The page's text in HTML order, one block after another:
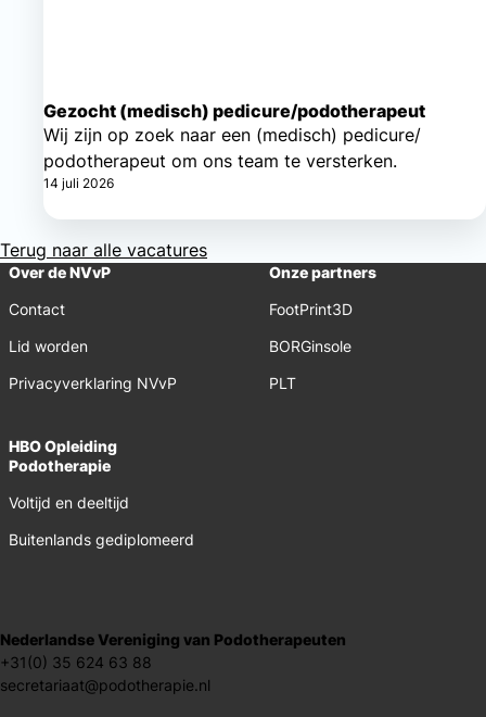
Gezocht (medisch) pedicure/podotherapeut
Wij zijn op zoek naar een (medisch) pedicure/
podotherapeut om ons team te versterken.
14 juli 2026
Terug naar alle vacatures
Over de NVvP
Contact
Lid worden
Privacyverklaring NVvP
Onze partners
FootPrint3D
BORGinsole
PLT
HBO Opleiding
Podotherapie
Voltijd en deeltijd
Buitenlands gediplomeerd
Nederlandse Vereniging van Podotherapeuten
+31(0) 35 624 63 88
secretariaat@podotherapie.nl